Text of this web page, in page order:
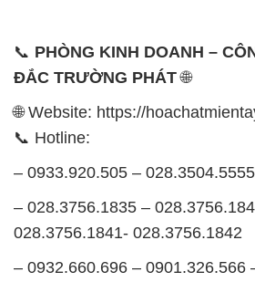
📞 PHÒNG KINH DOANH –
ĐẮC TRƯỜNG PHÁT🌐
🌐 Website: https://
📞 Hotline:
– 0933.920.505 – 028.3504.5555
– 028.3756.1835 –
028.3756.1841- 028.3756.1842
– 0932.660.696 – 0901.326.566